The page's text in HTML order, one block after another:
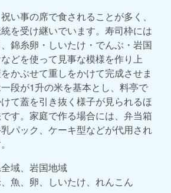
い事の席で食されることが多く、
を受け継いでいます。寿司枠には
錦糸卵・しいたけ・でんぶ・岩国
どを使って見事な模様を作り上
かぶせて重しをかけて完成させま
段が1升の米を基本とし、料亭で
て蓋を引き抜く様子が見られるほ
す。家庭で作る場合には、弁当箱
パック、ケーキ型などが代用され
域、岩国地域
魚、卵、しいたけ、れんこん